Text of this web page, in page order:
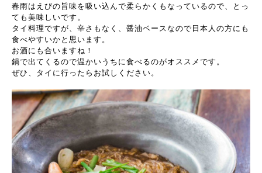
春雨はえびの旨味を吸い込んで柔らかくもなっているので、とっ
ても美味しいです。
タイ料理ですが、辛さもなく、醤油ベースなので日本人の方にも
食べやすいかと思います。
お酒にも合いますね！
鍋で出てくるので温かいうちに食べるのがオススメです。
ぜひ、タイに行ったらお試しください。